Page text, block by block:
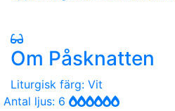
Om Påsknatten
Liturgisk färg: Vit
Antal ljus: 6